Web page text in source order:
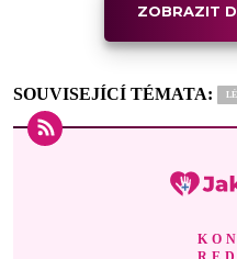
ZOBRAZIT
SOUVISEJÍCÍ TÉMATA: